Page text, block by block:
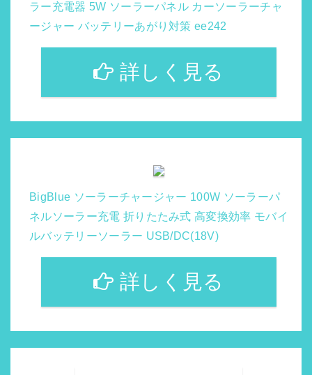
ラー充電器 5W ソーラーパネル カーソーラーチャ
ージャー バッテリーあがり対策 ee242
詳しく見る
BigBlue ソーラーチャージャー 100W ソーラーパ
ネルソーラー充電 折りたたみ式 高変換効率 モバイ
ルバッテリーソーラー USB/DC(18V)
詳しく見る